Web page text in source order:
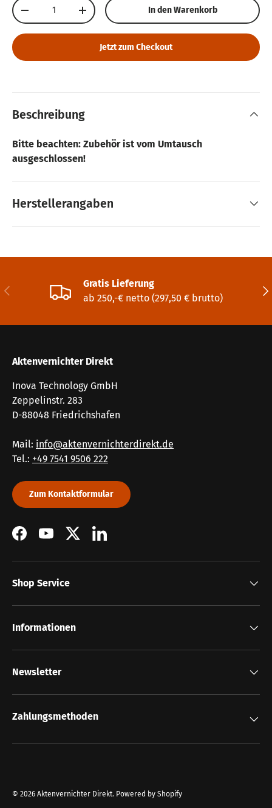
Anzahl
Menge verringernMenge erhöhen In den Warenkorb
Jetzt zum Checkout
Beschreibung
Bitte beachten: Zubehör ist vom Umtausch
ausgeschlossen!
Herstellerangaben
Vorherige
Gratis Lieferung
ab 250,-€ netto (297,50 € brutto)
Aktenvernichter Direkt
Inova Technology GmbH
Zeppelinstr. 283
D-88048 Friedrichshafen
Mail: info@aktenvernichterdirekt.de
Tel.: +49 7541 9506 222
Zum Kontaktformular
FacebookYouTubeTwitterLinkedIn
Shop Service
Informationen
Newsletter
Zahlungsmethoden
© 2026 Aktenvernichter Direkt. Powered by Shopify